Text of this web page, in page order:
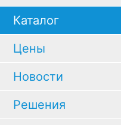
Каталог
Цены
Новости
Решения